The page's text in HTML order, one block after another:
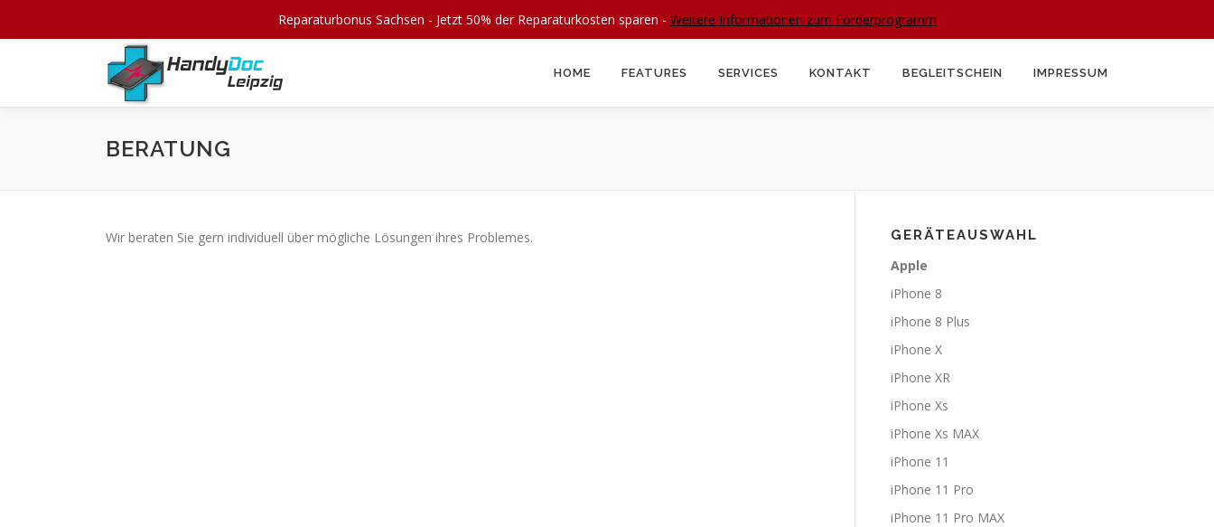
Reparaturbonus Sachsen - Jetzt 50% der Reparaturkosten sparen - Weitere Informationen zum Förderprogramm
HOME FEATURES SERVICES KONTAKT BEGLEITSCHEIN IMPRESSUM
BERATUNG
Wir beraten Sie gern individuell über mögliche Lösungen ihres Problemes. GERÄTEAUSWAHL
Apple
iPhone 8
iPhone 8 Plus
iPhone X
iPhone XR
iPhone Xs
iPhone Xs MAX
iPhone 11
iPhone 11 Pro
iPhone 11 Pro MAX